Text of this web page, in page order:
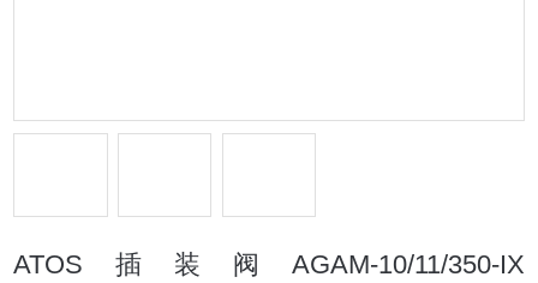
ATOS插装阀AGAM-10/11/350-IX